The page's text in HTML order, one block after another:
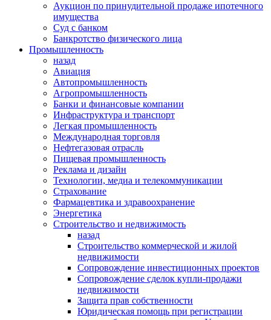
Аукцион по принудительной продаже ипотечного
имущества
Суд с банком
Банкротство физического лица
Промышленность
назад
Авиация
Автопромышленность
Агропромышленность
Банки и финансовые компании
Инфраструктура и транспорт
Легкая промышленность
Международная торговля
Нефтегазовая отрасль
Пищевая промышленность
Реклама и дизайн
Технологии, медиа и телекоммуникации
Страхование
Фармацевтика и здравоохранение
Энергетика
Строительство и недвижимость
назад
Строительство коммерческой и жилой
недвижимости
Сопровождение инвестиционных проектов
Сопровождение сделок купли-продажи
недвижимости
Защита прав собственности
Юридическая помощь при регистрации